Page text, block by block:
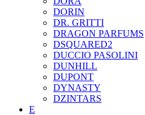
DORIN
DR. GRITTI
DRAGON PARFUMS
DSQUARED2
DUCCIO PASOLINI
DUNHILL
DUPONT
DYNASTY
DZINTARS
E